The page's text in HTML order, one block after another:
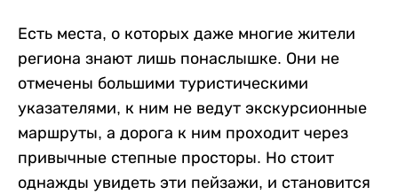
Есть места, о которых даже многие жители
региона знают лишь понаслышке. Они не
отмечены большими туристическими
указателями, к ним не ведут экскурсионные
маршруты, а дорога к ним проходит через
привычные степные просторы. Но стоит
однажды увидеть эти пейзажи, и становится